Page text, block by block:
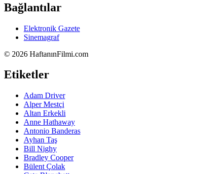
Bağlantılar
Elektronik Gazete
Sinemagraf
© 2026 HaftanınFilmi.com
Etiketler
Adam Driver
Alper Mestçi
Altan Erkekli
Anne Hathaway
Antonio Banderas
Ayhan Taş
Bill Nighy
Bradley Cooper
Bülent Çolak